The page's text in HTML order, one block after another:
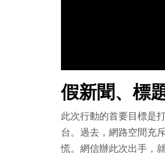
假新聞、標
此次行動的首要目標是
台。過去，網路空間充
慌。網信辦此次出手，